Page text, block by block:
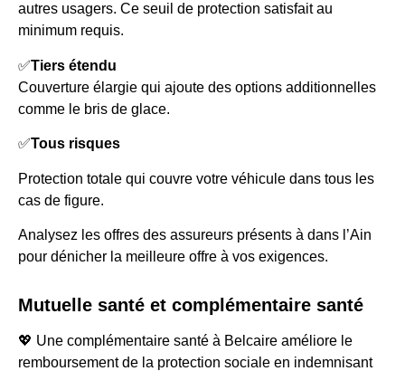
autres usagers. Ce seuil de protection satisfait au
minimum requis.
✅Tiers étendu
Couverture élargie qui ajoute des options additionnelles
comme le bris de glace.
✅Tous risques
Protection totale qui couvre votre véhicule dans tous les
cas de figure.
Analysez les offres des assureurs présents à dans l’Ain
pour dénicher la meilleure offre à vos exigences.
Mutuelle santé et complémentaire santé
💖 Une complémentaire santé à Belcaire améliore le
remboursement de la protection sociale en indemnisant